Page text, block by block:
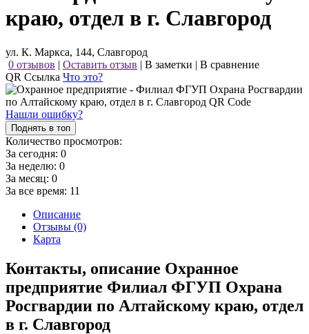
краю, отдел в г. Славгород
ул. К. Маркса, 144, Славгород
0 отзывов | Оставить отзыв | В заметки | В сравнение
QR Ссылка Что это?
Нашли ошибку?
Поднять в топ
Количество просмотров:
За сегодня: 0
За неделю: 0
За месяц: 0
За все время: 11
Описание
Отзывы (0)
Карта
Контакты, описание Охранное
предприятие Филиал ФГУП Охрана
Росгвардии по Алтайскому краю, отдел
в г. Славгород